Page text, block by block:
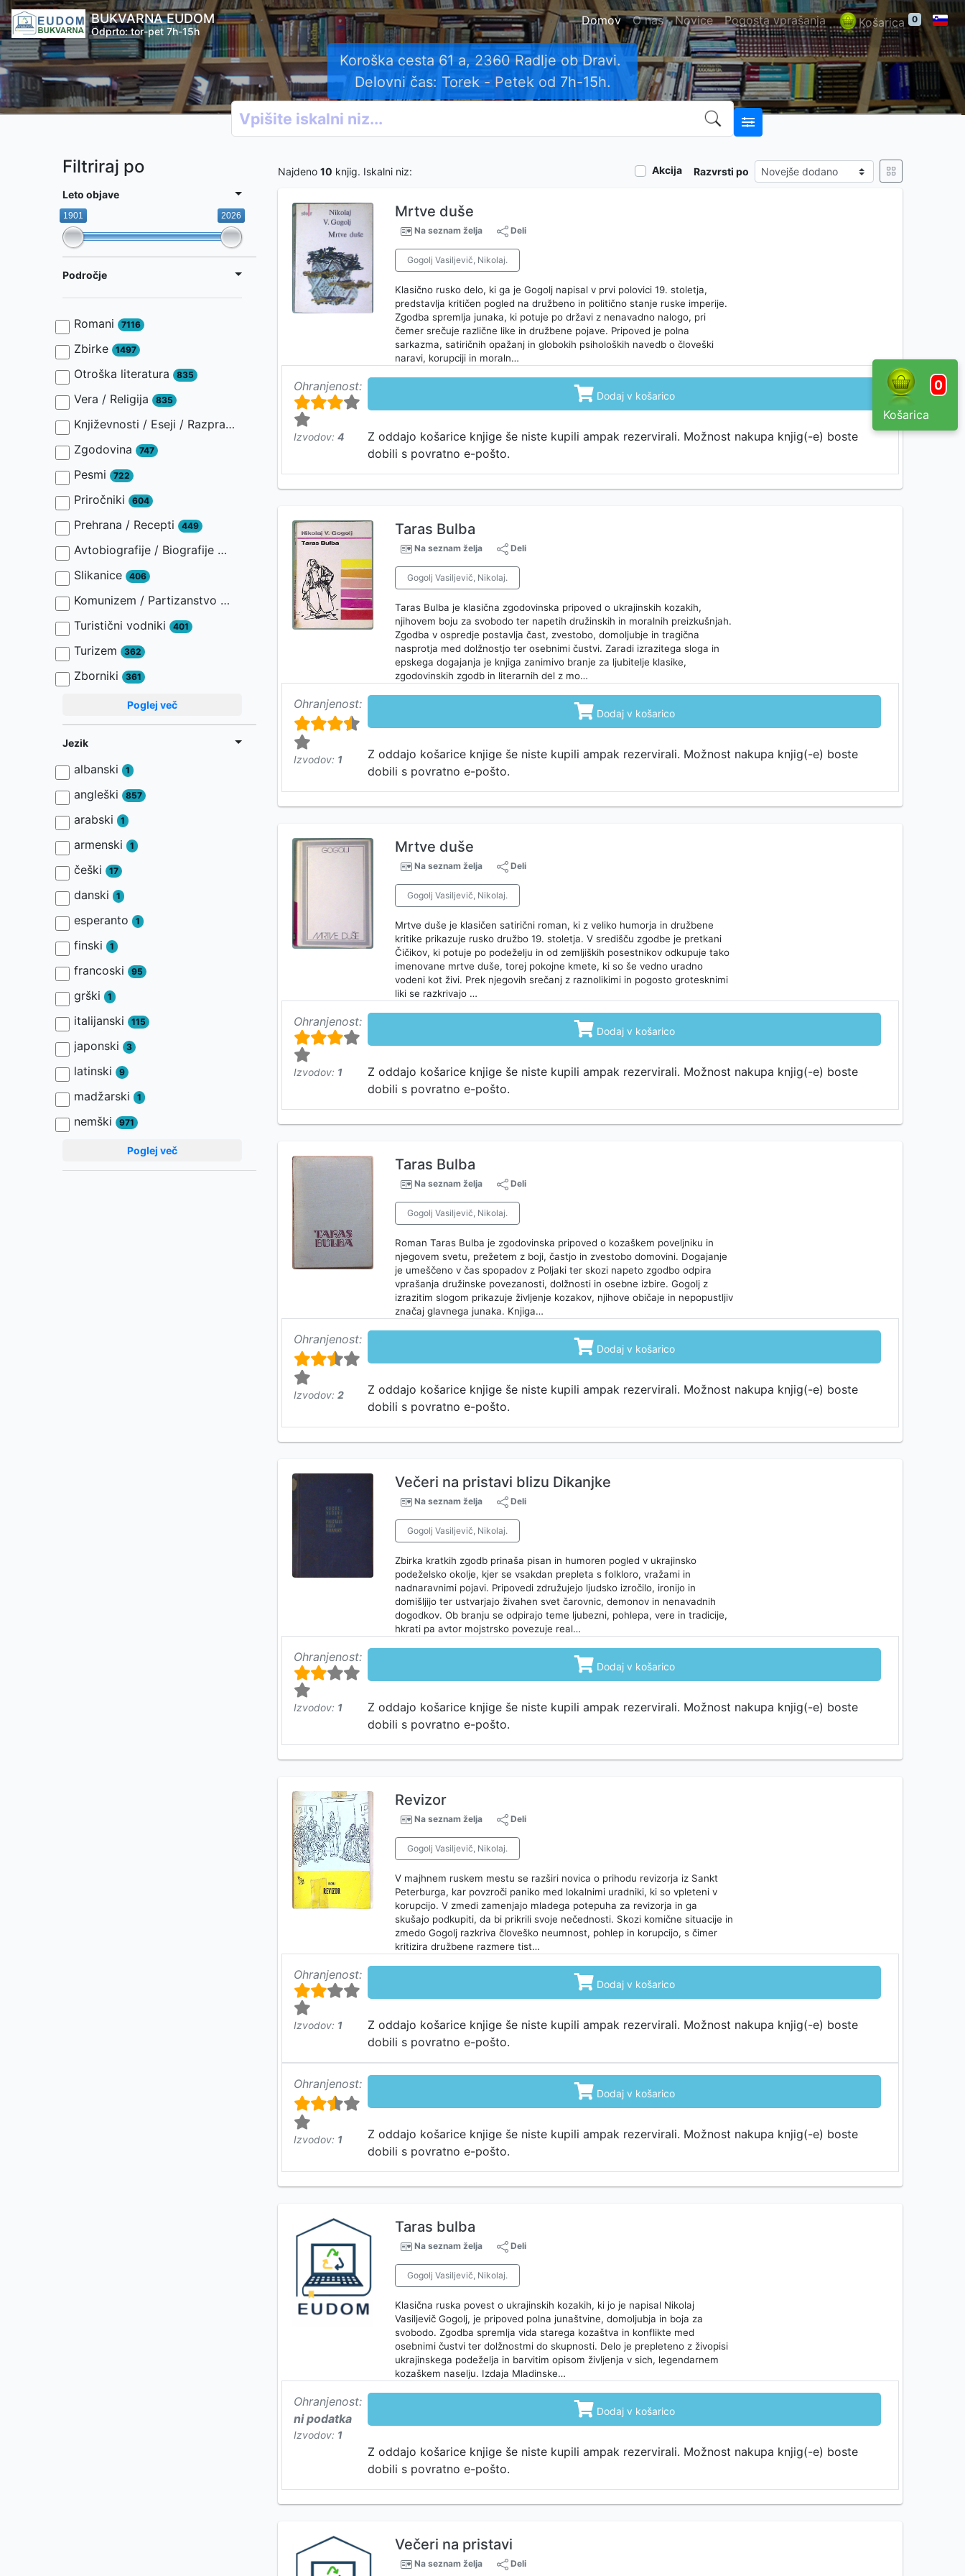
BUKVARNA EUDOM
Odprto: tor-pet 7h-15h
Domov O nas Novice Pogosta vprašanja Košarica 0
Vsako knjigo ovrednotimo ob rezervaciji.
Povprečna cena knjig je okrog 10 EUR.
0
Košarica
Filtriraj po
Leto objave
1901 2026
Področje
Romani 7116
Zbirke 1497
Otroška literatura 835
Vera / Religija 835
Književnosti / Eseji / Razprave / Jezik / Slovnica / Slavistika
Zgodovina 747
Pesmi 722
Priročniki 604
Prehrana / Recepti 449
Avtobiografije / Biografije449
Slikanice 406
Komunizem / Partizanstvo401
Turistični vodniki 401
Turizem 362
Zborniki 361
Poglej več
Jezik
albanski 1
angleški 857
arabski 1
armenski 1
češki 17
danski 1
esperanto 1
finski 1
francoski 95
grški 1
italijanski 115
japonski 3
latinski 9
madžarski 1
nemški 971
Poglej več
Najdeno 10 knjig. Iskalni niz: Akcija Razvrsti po
Mrtve duše
Na seznam želja Deli
Gogolj Vasiljevič, Nikolaj.
Klasično rusko delo, ki ga je Gogolj napisal v prvi polovici 19. stoletja,
predstavlja kritičen pogled na družbeno in politično stanje ruske imperije.
Zgodba spremlja junaka, ki potuje po državi z nenavadno nalogo, pri
čemer srečuje različne like in družbene pojave. Pripoved je polna
sarkazma, satiričnih opažanj in globokih psiholoških navedb o človeški
naravi, korupciji in moraln…
Ohranjenost:
Izvodov: 4
 Dodaj v košarico
Z oddajo košarice knjige še niste kupili ampak rezervirali. Možnost nakupa knjig(-e) boste
dobili s povratno e-pošto.
Taras Bulba
Na seznam želja Deli
Gogolj Vasiljevič, Nikolaj.
Taras Bulba je klasična zgodovinska pripoved o ukrajinskih kozakih,
njihovem boju za svobodo ter napetih družinskih in moralnih preizkušnjah.
Zgodba v ospredje postavlja čast, zvestobo, domoljubje in tragična
nasprotja med dolžnostjo ter osebnimi čustvi. Zaradi izrazitega sloga in
epskega dogajanja je knjiga zanimivo branje za ljubitelje klasike,
zgodovinskih zgodb in literarnih del z mo…
Ohranjenost:
Izvodov: 1
 Dodaj v košarico
Z oddajo košarice knjige še niste kupili ampak rezervirali. Možnost nakupa knjig(-e) boste
dobili s povratno e-pošto.
Mrtve duše
Na seznam želja Deli
Gogolj Vasiljevič, Nikolaj.
Mrtve duše je klasičen satirični roman, ki z veliko humorja in družbene
kritike prikazuje rusko družbo 19. stoletja. V središču zgodbe je pretkani
Čičikov, ki potuje po podeželju in od zemljiških posestnikov odkupuje tako
imenovane mrtve duše, torej pokojne kmete, ki so še vedno uradno
vodeni kot živi. Prek njegovih srečanj z raznolikimi in pogosto grotesknimi
liki se razkrivajo …
Ohranjenost:
Izvodov: 1
 Dodaj v košarico
Z oddajo košarice knjige še niste kupili ampak rezervirali. Možnost nakupa knjig(-e) boste
dobili s povratno e-pošto.
Taras Bulba
Na seznam želja Deli
Gogolj Vasiljevič, Nikolaj.
Roman Taras Bulba je zgodovinska pripoved o kozaškem poveljniku in
njegovem svetu, prežetem z boji, častjo in zvestobo domovini. Dogajanje
je umeščeno v čas spopadov z Poljaki ter skozi napeto zgodbo odpira
vprašanja družinske povezanosti, dolžnosti in osebne izbire. Gogolj z
izrazitim slogom prikazuje življenje kozakov, njihove običaje in nepopustljiv
značaj glavnega junaka. Knjiga…
Ohranjenost:
Izvodov: 2
 Dodaj v košarico
Z oddajo košarice knjige še niste kupili ampak rezervirali. Možnost nakupa knjig(-e) boste
dobili s povratno e-pošto.
Večeri na pristavi blizu Dikanjke
Na seznam želja Deli
Gogolj Vasiljevič, Nikolaj.
Zbirka kratkih zgodb prinaša pisan in humoren pogled v ukrajinsko
podeželsko okolje, kjer se vsakdan prepleta s folkloro, vražami in
nadnaravnimi pojavi. Pripovedi združujejo ljudsko izročilo, ironijo in
domišljijo ter ustvarjajo živahen svet čarovnic, demonov in nenavadnih
dogodkov. Ob branju se odpirajo teme ljubezni, pohlepa, vere in tradicije,
hkrati pa avtor mojstrsko povezuje real…
Ohranjenost:
Izvodov: 1
 Dodaj v košarico
Z oddajo košarice knjige še niste kupili ampak rezervirali. Možnost nakupa knjig(-e) boste
dobili s povratno e-pošto.
Revizor
Na seznam želja Deli
Gogolj Vasiljevič, Nikolaj.
V majhnem ruskem mestu se razširi novica o prihodu revizorja iz Sankt
Peterburga, kar povzroči paniko med lokalnimi uradniki, ki so vpleteni v
korupcijo. V zmedi zamenjajo mladega potepuha za revizorja in ga
skušajo podkupiti, da bi prikrili svoje nečednosti. Skozi komične situacije in
zmedo Gogolj razkriva človeško neumnost, pohlep in korupcijo, s čimer
kritizira družbene razmere tist…
Ohranjenost:
Izvodov: 1
 Dodaj v košarico
Z oddajo košarice knjige še niste kupili ampak rezervirali. Možnost nakupa knjig(-e) boste
dobili s povratno e-pošto.
Ohranjenost:
Izvodov: 1
 Dodaj v košarico
Z oddajo košarice knjige še niste kupili ampak rezervirali. Možnost nakupa knjig(-e) boste
dobili s povratno e-pošto.
Taras bulba
Na seznam želja Deli
Gogolj Vasiljevič, Nikolaj.
Klasična ruska povest o ukrajinskih kozakih, ki jo je napisal Nikolaj
Vasiljevič Gogolj, je pripoved polna junaštvine, domoljubja in boja za
svobodo. Zgodba spremlja vida starega kozaštva in konflikte med
osebnimi čustvi ter dolžnostmi do skupnosti. Delo je prepleteno z živopisi
ukrajinskega podeželja in barvitim opisom življenja v sich, legendarnem
kozaškem naselju. Izdaja Mladinske…
Ohranjenost:
ni podatka
Izvodov: 1
 Dodaj v košarico
Z oddajo košarice knjige še niste kupili ampak rezervirali. Možnost nakupa knjig(-e) boste
dobili s povratno e-pošto.
Večeri na pristavi
Na seznam želja Deli